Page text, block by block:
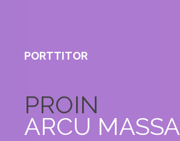
PORTTITOR
PROIN
ARCU MASSA